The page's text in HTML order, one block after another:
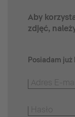
Aby
zdjęć,
Posiadam